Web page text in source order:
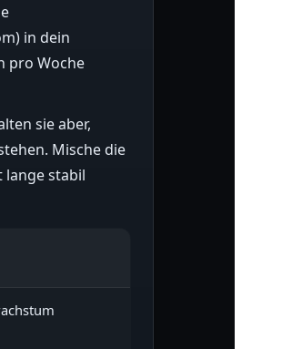
in dein
pro Woche
sie aber,
Mische die
lange stabil